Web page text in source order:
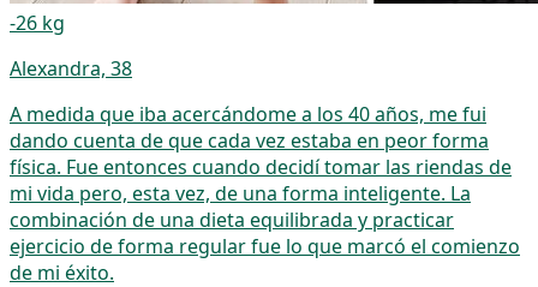
-26 kg
Alexandra, 38
A medida que iba acercándome a los 40 años, me fui
dando cuenta de que cada vez estaba en peor forma
física. Fue entonces cuando decidí tomar las riendas de
mi vida pero, esta vez, de una forma inteligente. La
combinación de una dieta equilibrada y practicar
ejercicio de forma regular fue lo que marcó el comienzo
de mi éxito.